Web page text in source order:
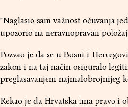
“Naglasio sam važnost očuvanja
upozorio na neravnopravan
Pozvao je da se u Bosni i
zakon i na taj način osiguralo
preglasavanjem najmalobrojnijeg
Rekao je da Hrvatska ima pravo i